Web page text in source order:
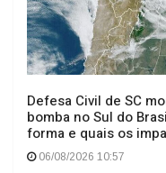
Defesa Civil de SC
bomba no Sul do
forma e quais os
06/08/2026 10:57